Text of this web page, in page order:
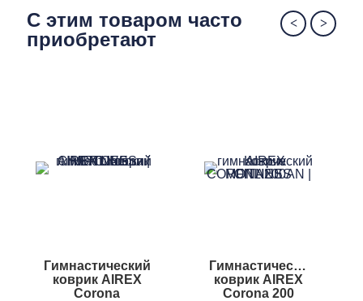
С этим товаром часто
приобретают
Гимнастический
коврик AIREX
Corona
Гимнастический
коврик AIREX
Corona 200